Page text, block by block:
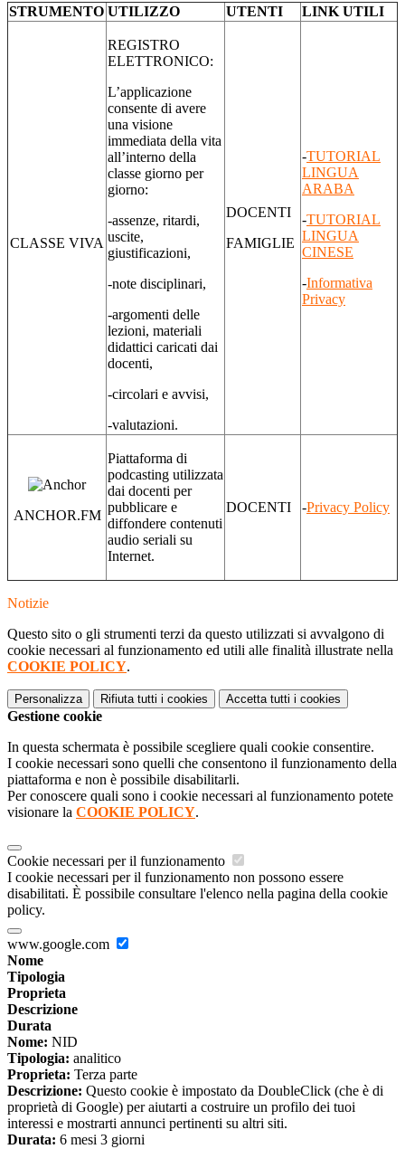
STRUMENTO UTILIZZO UTENTI LINK UTILI
CLASSE VIVA
REGISTRO
ELETTRONICO:
L’applicazione
consente di avere
una visione
immediata della vita
all’interno della
classe giorno per
giorno:
-assenze, ritardi,
uscite,
giustificazioni,
-note disciplinari,
-argomenti delle
lezioni, materiali
didattici caricati dai
docenti,
-circolari e avvisi,
-valutazioni.
DOCENTI
FAMIGLIE
-TUTORIAL
LINGUA
ARABA
-TUTORIAL
LINGUA
CINESE
-Informativa
Privacy
ANCHOR.FM
Piattaforma di
podcasting utilizzata
dai docenti per
pubblicare e
diffondere contenuti
audio seriali su
Internet.
DOCENTI -Privacy Policy
Notizie
Questo sito o gli strumenti terzi da questo utilizzati si avvalgono di
cookie necessari al funzionamento ed utili alle finalità illustrate nella
COOKIE POLICY.
Personalizza Rifiuta tutti i cookies Accetta tutti i cookies
Gestione cookie
In questa schermata è possibile scegliere quali cookie consentire.
I cookie necessari sono quelli che consentono il funzionamento della
piattaforma e non è possibile disabilitarli.
Per conoscere quali sono i cookie necessari al funzionamento potete
visionare la COOKIE POLICY.
Cookie necessari per il funzionamento
I cookie necessari per il funzionamento non possono essere
disabilitati. È possibile consultare l'elenco nella pagina della cookie
policy.
www.google.com
Nome
Tipologia
Proprieta
Descrizione
Durata
Nome: NID
Tipologia: analitico
Proprieta: Terza parte
Descrizione: Questo cookie è impostato da DoubleClick (che è di
proprietà di Google) per aiutarti a costruire un profilo dei tuoi
interessi e mostrarti annunci pertinenti su altri siti.
Durata: 6 mesi 3 giorni